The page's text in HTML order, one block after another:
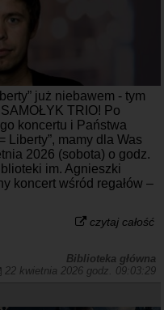
już niebawem - tym
TRIO! Po
koncertu i Państwa
Liberty”, mamy dla Was
2026 (sobota) o godz.
im. Agnieszki
koncert wśród regałów –
czytaj całość
Biblioteka główna
22 kwietnia 2026 godz. 09:03:29